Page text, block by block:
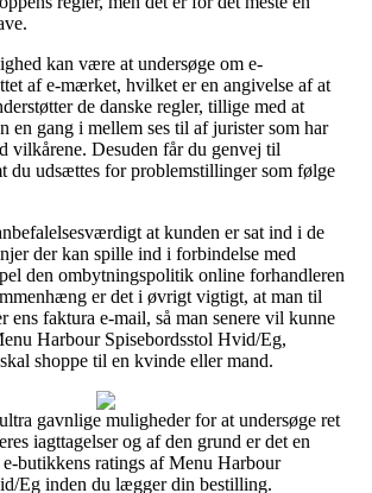
kan være at undersøge om e-
af e-mærket, hvilket er en angivelse af at
de danske regler, tillige med at
en gang i mellem ses til af jurister som har
vilkårene. Desuden får du genvej til
du udsættes for problemstillinger som følge
at kunden er sat ind i de
der kan spille ind i forbindelse med
den ombytningspolitik online forhandleren
er det i øvrigt vigtigt, at man til
ens faktura e-mail, så man senere vil kunne
Harbour Spisebordsstol Hvid/Eg,
shoppe til en kvinde eller mand.
gavnlige muligheder for at undersøge ret
iagttagelser og af den grund er det en
butikkens ratings af Menu Harbour
Eg inden du lægger din bestilling.